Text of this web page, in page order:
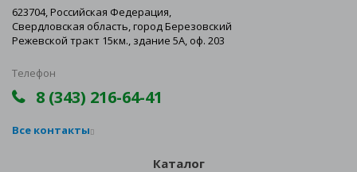
623704, Российская Федерация,
Свердловская область, город Березовский
Режевской тракт 15км., здание 5А, оф. 203
Телефон
8 (343) 216-64-41
Все контакты
Каталог